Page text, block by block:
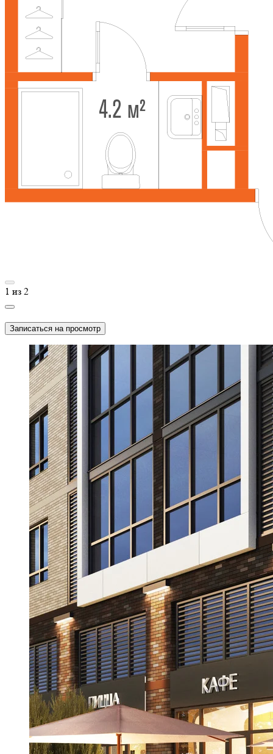
1 из 2
Записаться на просмотр